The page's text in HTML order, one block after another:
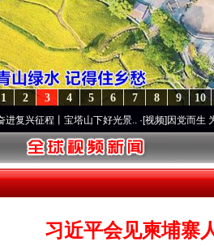
10
9
8
7
6
5
4
3
2
1
丨宝塔山下好光景..·[视频]因党而生 为党而战
习近平会见柬埔寨